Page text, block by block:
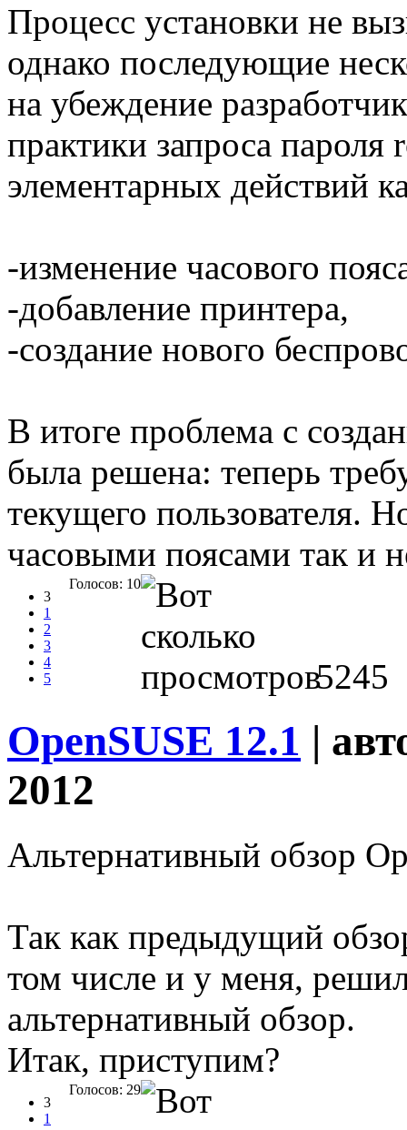
Процесс установки не
однако последующие
на убеждение
практики запроса
элементарных действий
-изменение часового
-добавление принтера,
-создание нового
В итоге проблема с
была решена: теперь
текущего пользователя.
часовыми поясами так и
3
1
2
3
4
5
Голосов: 10
5245
OpenSUSE 12.1 |
2012
Альтернативный обзор
Так как предыдущий
том числе и у меня,
альтернативный обзор.
Итак, приступим?
3
1
Голосов: 29